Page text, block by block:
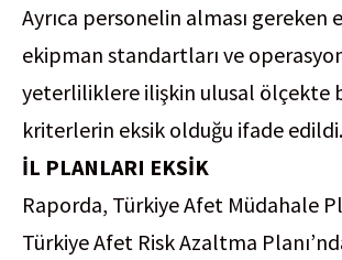
Ayrıca personelin alması gereken
ekipman standartları ve
yeterliliklere ilişkin ulusal ölçekte
kriterlerin eksik olduğu ifade edildi.
İL PLANLARI EKSİK
Raporda, Türkiye Afet Müdahale
Türkiye Afet Risk Azaltma